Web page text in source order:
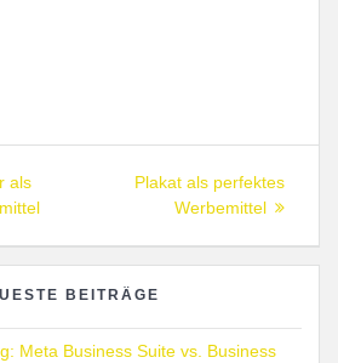
als
Next
Plakat als perfektes
Werbemittel
BEITRÄGE
Meta Business Suite vs. Business